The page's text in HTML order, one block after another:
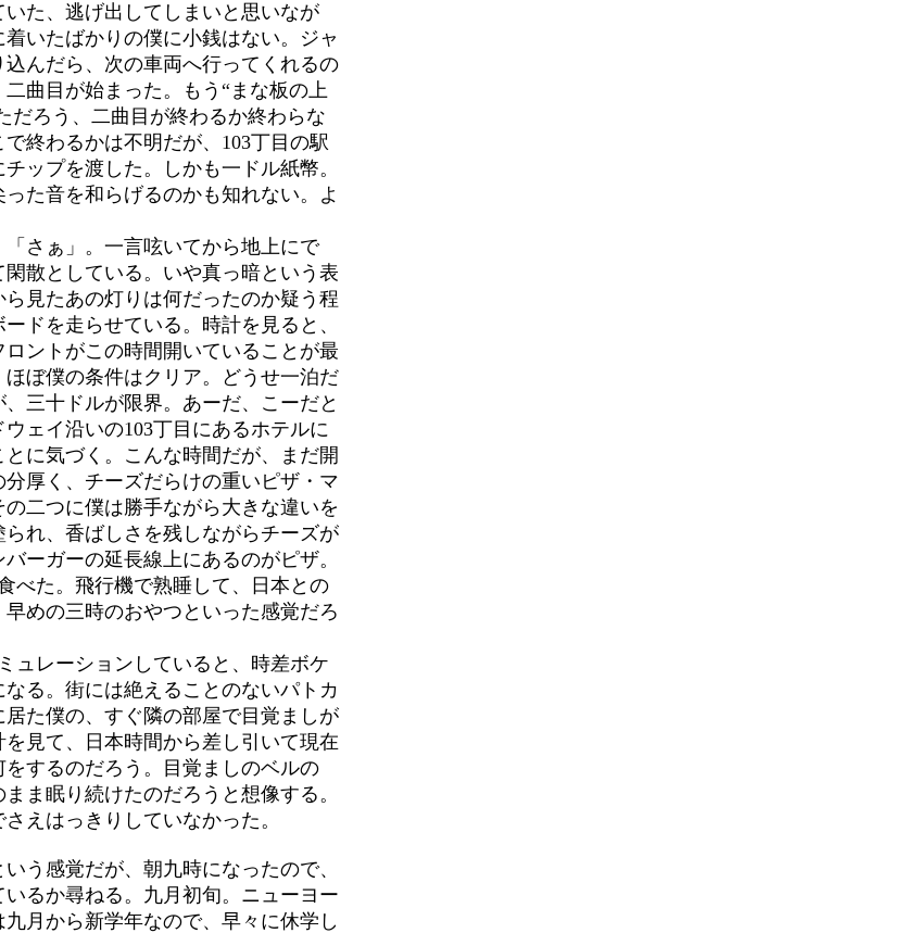
た、逃げ出してしまいと思いなが
いたばかりの僕に小銭はない。ジャ
んだら、次の車両へ行ってくれるの
曲目が始まった。もう“まな板の上
だろう、二曲目が終わるか終わらな
終わるかは不明だが、103丁目の駅
ップを渡した。しかも一ドル紙幣。
た音を和らげるのかも知れない。よ
さぁ」。一言呟いてから地上にで
散としている。いや真っ暗という表
見たあの灯りは何だったのか疑う程
ドを走らせている。時計を見ると、
ントがこの時間開いていることが最
ぼ僕の条件はクリア。どうせ一泊だ
三十ドルが限界。あーだ、こーだと
ェイ沿いの103丁目にあるホテルに
に気づく。こんな時間だが、まだ開
厚く、チーズだらけの重いピザ・マ
二つに僕は勝手ながら大きな違いを
れ、香ばしさを残しながらチーズが
ーガーの延長線上にあるのがピザ。
べた。飛行機で熟睡して、日本との
めの三時のおやつといった感覚だろ
ュレーションしていると、時差ボケ
る。街には絶えることのないパトカ
た僕の、すぐ隣の部屋で目覚ましが
見て、日本時間から差し引いて現在
するのだろう。目覚ましのベルの
ま眠り続けたのだろうと想像する。
えはっきりしていなかった。
う感覚だが、朝九時になったので、
るか尋ねる。九月初旬。ニューヨー
月から新学年なので、早々に休学し